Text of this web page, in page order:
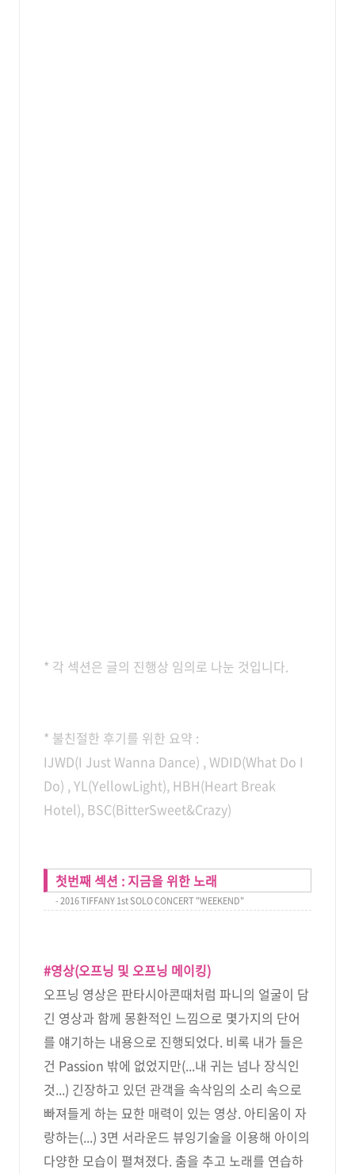
* 각 섹션은 글의 진행상 임의로 나눈 것입니다.
* 불친절한 후기를 위한 요약 :
IJWD(I Just Wanna Dance) , WDID(What Do I
Do) , YL(YellowLight), HBH(Heart Break
Hotel), BSC(BitterSweet&Crazy)
첫번째 섹션 : 지금을 위한 노래
- 2016 TIFFANY 1st SOLO CONCERT "WEEKEND"
#영상(오프닝 및 오프닝 메이킹)
오프닝 영상은 판타시아콘때처럼 파니의 얼굴이 담
긴 영상과 함께 몽환적인 느낌으로 몇가지의 단어
를 얘기하는 내용으로 진행되었다. 비록 내가 들은
건 Passion 밖에 없었지만(...내 귀는 넘나 장식인
것...) 긴장하고 있던 관객을 속삭임의 소리 속으로
빠져들게 하는 묘한 매력이 있는 영상. 아티움이 자
랑하는(...) 3면 서라운드 뷰잉기술을 이용해 아이의
다양한 모습이 펼쳐졌다. 춤을 추고 노래를 연습하